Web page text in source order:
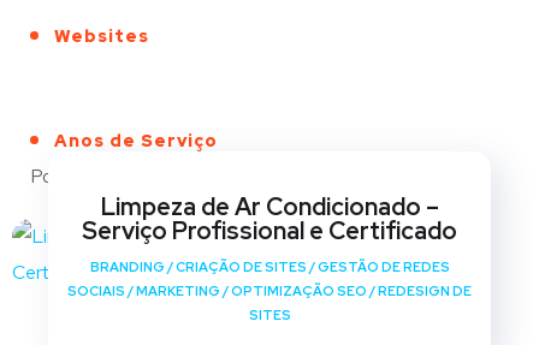
Websites
Anos de Serviço
Portfólio
Limpeza de Ar Condicionado –
Serviço Profissional e Certificado
BRANDING /CRIAÇÃO DE SITES /GESTÃO DE REDES
SOCIAIS /MARKETING /OPTIMIZAÇÃO SEO /REDESIGN DE
SITES